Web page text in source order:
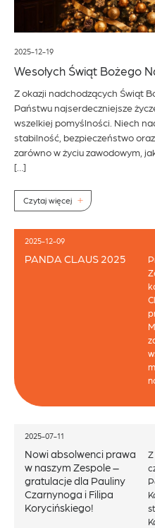
2025-12-19
Wesołych Świąt Bożego
Z okazji nadchodzących Świąt
Państwu najserdeczniejsze
wszelkiej pomyślności. Niech
stabilność, bezpieczeństwo
zarówno w życiu zawodowym,
[…]
Czytaj więcej
2025-12-09
PANDA CLAUS 2025
2025-07-11
Nowi absolwenci prawa
w naszym Zespole –
gratulacje dla Pauliny
Czarnynoga i Filipa
Korycińskiego!